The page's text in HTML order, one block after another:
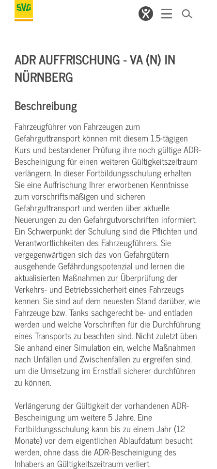
ADR AUFFRISCHUNG - VA (N) IN
NÜRNBERG
Beschreibung
Fahrzeugführer von Fahrzeugen zum
Gefahrguttransport können mit diesem 1,5-tägigen
Kurs und bestandener Prüfung ihre noch gültige ADR-
Bescheinigung für einen weiteren Gültigkeitszeitraum
verlängern. In dieser Fortbildungsschulung erhalten
Sie eine Auffrischung Ihrer erworbenen Kenntnisse
zum vorschriftsmäßigen und sicheren
Gefahrguttransport und werden über aktuelle
Neuerungen zu den Gefahrgutvorschriften informiert.
Ein Schwerpunkt der Schulung sind die Pflichten und
Verantwortlichkeiten des Fahrzeugführers. Sie
vergegenwärtigen sich das von Gefahrgütern
ausgehende Gefährdungspotenzial und lernen die
aktualisierten Maßnahmen zur Überprüfung der
Verkehrs- und Betriebssicherheit eines Fahrzeugs
kennen. Sie sind auf dem neuesten Stand darüber, wie
Fahrzeuge bzw. Tanks sachgerecht be- und entladen
werden und welche Vorschriften für die Durchführung
eines Transports zu beachten sind. Nicht zuletzt üben
Sie anhand einer Simulation ein, welche Maßnahmen
nach Unfällen und Zwischenfällen zu ergreifen sind,
um die Umsetzung im Ernstfall sicherer durchführen
zu können.
Verlängerung der Gültigkeit der vorhandenen ADR-
Bescheinigung um weitere 5 Jahre. Eine
Fortbildungsschulung kann bis zu einem Jahr (12
Monate) vor dem eigentlichen Ablaufdatum besucht
werden, ohne dass die ADR-Bescheinigung des
Inhabers an Gültigkeitszeitraum verliert.